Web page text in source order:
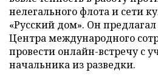
нелегального флота и сети
«Русский дом». Он
Центра международного
провести онлайн-встречу с
начальника из разведки.